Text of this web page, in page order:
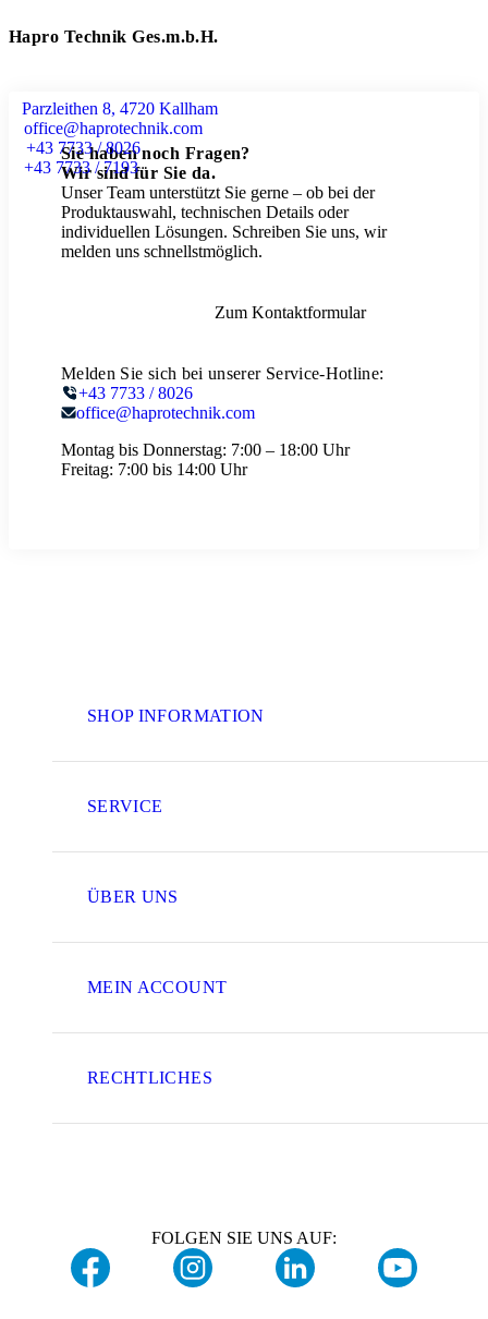
Hapro Technik Ges.m.b.H.
Parzleithen 8, 4720 Kallham
office@haprotechnik.com
+43 7733 / 8026
+43 7733 / 7193
Sie haben noch Fragen?
Wir sind für Sie da.
Unser Team unterstützt Sie gerne – ob bei der
Produktauswahl, technischen Details oder
individuellen Lösungen. Schreiben Sie uns, wir
melden uns schnellstmöglich.
Zum Kontaktformular
Melden Sie sich bei unserer Service-Hotline:
+43 7733 / 8026
office@haprotechnik.com
Montag bis Donnerstag: 7:00 – 18:00 Uhr
Freitag: 7:00 bis 14:00 Uhr
SHOP INFORMATION
SERVICE
ÜBER UNS
MEIN ACCOUNT
RECHTLICHES
FOLGEN SIE UNS AUF: